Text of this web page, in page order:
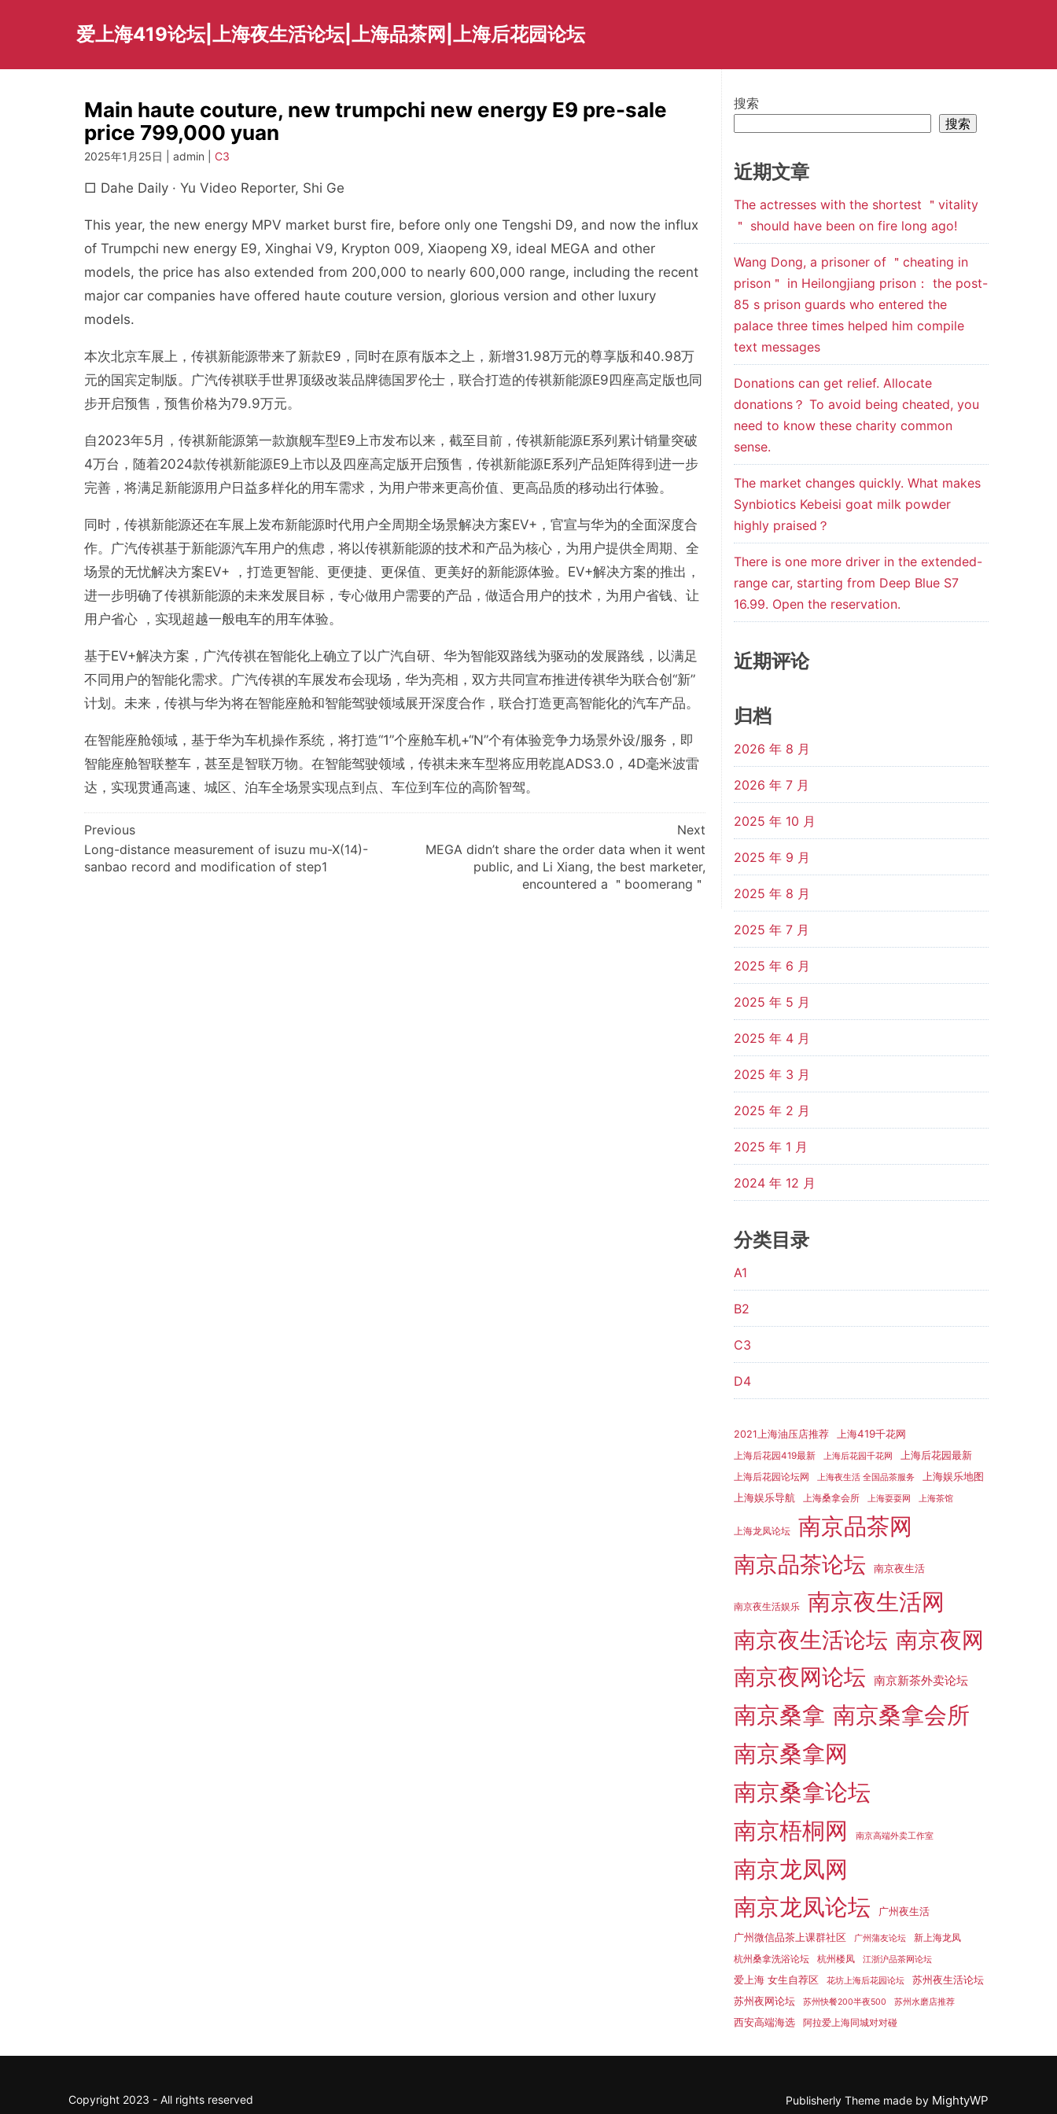
爱上海419论坛|上海夜生活论坛|上海品茶网|上海后花园论坛
Main haute couture, new trumpchi new energy E9 pre-sale
price 799,000 yuan
2025年1月25日 | admin | C3
□ Dahe Daily · Yu Video Reporter, Shi Ge
This year, the new energy MPV market burst fire, before only one Tengshi D9, and now the influx
of Trumpchi new energy E9, Xinghai V9, Krypton 009, Xiaopeng X9, ideal MEGA and other
models, the price has also extended from 200,000 to nearly 600,000 range, including the recent
major car companies have offered haute couture version, glorious version and other luxury
models.
本次北京车展上，传祺新能源带来了新款E9，同时在原有版本之上，新增31.98万元的尊享版和40.98万
元的国宾定制版。广汽传祺联手世界顶级改装品牌德国罗伦士，联合打造的传祺新能源E9四座高定版也同
步开启预售，预售价格为79.9万元。
自2023年5月，传祺新能源第一款旗舰车型E9上市发布以来，截至目前，传祺新能源E系列累计销量突破
4万台，随着2024款传祺新能源E9上市以及四座高定版开启预售，传祺新能源E系列产品矩阵得到进一步
完善，将满足新能源用户日益多样化的用车需求，为用户带来更高价值、更高品质的移动出行体验。
同时，传祺新能源还在车展上发布新能源时代用户全周期全场景解决方案EV+，官宣与华为的全面深度合
作。广汽传祺基于新能源汽车用户的焦虑，将以传祺新能源的技术和产品为核心，为用户提供全周期、全
场景的无忧解决方案EV+ ，打造更智能、更便捷、更保值、更美好的新能源体验。EV+解决方案的推出，
进一步明确了传祺新能源的未来发展目标，专心做用户需要的产品，做适合用户的技术，为用户省钱、让
用户省心 ，实现超越一般电车的用车体验。
基于EV+解决方案，广汽传祺在智能化上确立了以广汽自研、华为智能双路线为驱动的发展路线，以满足
不同用户的智能化需求。广汽传祺的车展发布会现场，华为亮相，双方共同宣布推进传祺华为联合创“新”
计划。未来，传祺与华为将在智能座舱和智能驾驶领域展开深度合作，联合打造更高智能化的汽车产品。
在智能座舱领域，基于华为车机操作系统，将打造“1”个座舱车机+“N”个有体验竞争力场景外设/服务，即
智能座舱智联整车，甚至是智联万物。在智能驾驶领域，传祺未来车型将应用乾崑ADS3.0，4D毫米波雷
达，实现贯通高速、城区、泊车全场景实现点到点、车位到车位的高阶智驾。
文
章
导
Previous
Long-distance measurement of isuzu mu-X(14)-
sanbao record and modification of step1
Next
MEGA didn’t share the order data when it went
public, and Li Xiang, the best marketer,
encountered a ＂boomerang＂
搜索
搜索
近期文章
The actresses with the shortest ＂vitality
＂ should have been on fire long ago!
Wang Dong, a prisoner of ＂cheating in
prison＂ in Heilongjiang prison： the post-
85 s prison guards who entered the
palace three times helped him compile
text messages
Donations can get relief. Allocate
donations？ To avoid being cheated, you
need to know these charity common
sense.
The market changes quickly. What makes
Synbiotics Kebeisi goat milk powder
highly praised？
There is one more driver in the extended-
range car, starting from Deep Blue S7
16.99. Open the reservation.
近期评论
归档
2026 年 8 月
2026 年 7 月
2025 年 10 月
2025 年 9 月
2025 年 8 月
2025 年 7 月
2025 年 6 月
2025 年 5 月
2025 年 4 月
2025 年 3 月
2025 年 2 月
2025 年 1 月
2024 年 12 月
分类目录
A1
B2
C3
D4
2021上海油压店推荐 上海419千花网
上海后花园419最新 上海后花园千花网 上海后花园最新
上海后花园论坛网 上海夜生活 全国品茶服务 上海娱乐地图
上海娱乐导航 上海桑拿会所 上海耍耍网 上海茶馆
上海龙凤论坛 南京品茶网
南京品茶论坛 南京夜生活
南京夜生活娱乐 南京夜生活网
南京夜生活论坛 南京夜网
南京夜网论坛 南京新茶外卖论坛
南京桑拿 南京桑拿会所
南京桑拿网
南京桑拿论坛
南京梧桐网
南京高端外卖工作室
南京龙凤网
南京龙凤论坛
广州夜生活
广州微信品茶上课群社区 广州蒲友论坛
新上海龙凤
杭州桑拿洗浴论坛
杭州楼凤 江浙沪品茶网论坛
爱上海 女生自荐区 花坊上海后花园论坛
苏州夜生活论坛
苏州夜网论坛
苏州快餐200半夜500 苏州水磨店推荐
西安高端海选 阿拉爱上海同城对对碰
Copyright 2023 - All rights reserved Publisherly Theme made by MightyWP